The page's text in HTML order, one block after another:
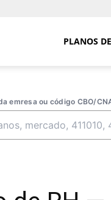
PLANOS
emresa ou código CBO/